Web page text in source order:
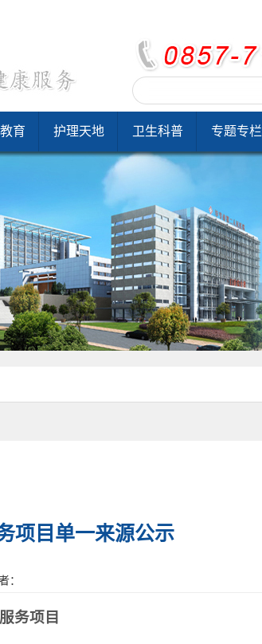
育 护理天地 卫生科普 专题专栏
项目单一来源公示
：
务项目